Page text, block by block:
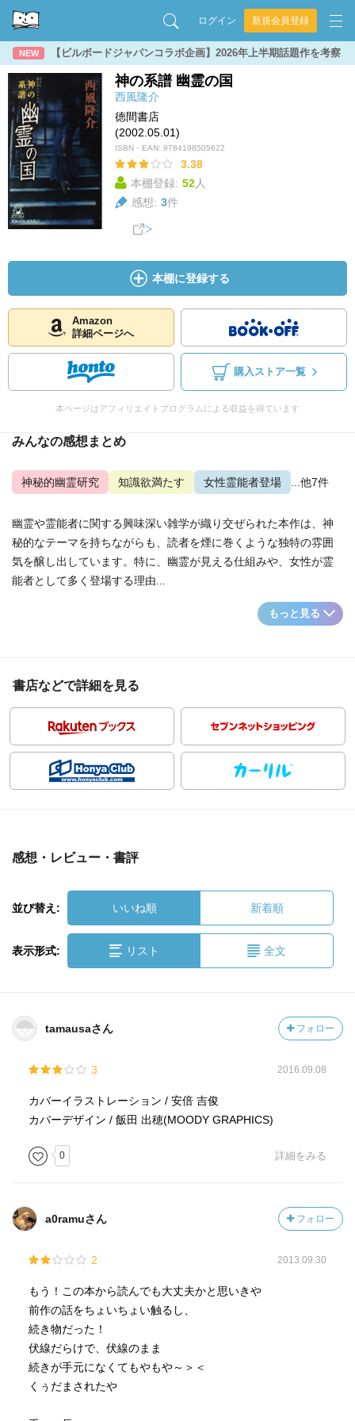
ログイン 新規会員登録
NEW 【ビルボードジャパンコラボ企画】2026年上半期話題作を考察
神の系譜 幽霊の国
西風隆介
徳間書店
(2002.05.01)
ISBN・EAN: 9784198505622
3.38
本棚登録: 52人
感想: 3件
本棚に登録する
Amazon
詳細ページへ
購入ストア一覧
本ページはアフィリエイトプログラムによる収益を得ています
みんなの感想まとめ
神秘的幽霊研究 知識欲満たす 女性霊能者登場 ...他7件
幽霊や霊能者に関する興味深い雑学が織り交ぜられた本作は、神
秘的なテーマを持ちながらも、読者を煙に巻くような独特の雰囲
気を醸し出しています。特に、幽霊が見える仕組みや、女性が霊
能者として多く登場する理由...
もっと見る
書店などで詳細を見る
感想・レビュー・書評
並び替え: いいね順 新着順
表示形式: リスト 全文
tamausaさん フォロー
3 2016.09.08
カバーイラストレーション / 安倍 吉俊
カバーデザイン / 飯田 出穂(MOODY GRAPHICS)
0 詳細をみる
a0ramuさん フォロー
2 2013.09.30
もう！この本から読んでも大丈夫かと思いきや
前作の話をちょいちょい触るし、
続き物だった！
伏線だらけで、伏線のまま
続きが手元になくてもやもや～＞＜
くぅだまされたや